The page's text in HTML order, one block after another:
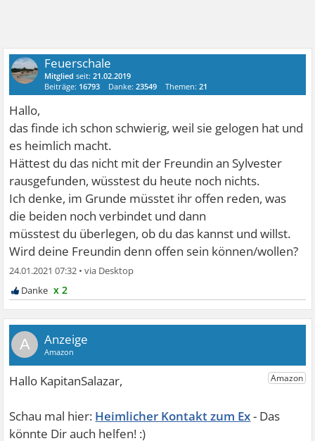
Feuerschale
Mitglied seit:21.02.2019
Beiträge: 16793 Danke:23549 Themen:21
Hallo,
das finde ich schon schwierig, weil sie gelogen hat und
es heimlich macht.
Hättest du das nicht mit der Freundin an Sylvester
rausgefunden, wüsstest du heute noch nichts.
Ich denke, im Grunde müsstet ihr offen reden, was
die beiden noch verbindet und dann
müsstest du überlegen, ob du das kannst und willst.
Wird deine Freundin denn offen sein können/wollen?
24.01.2021 07:32 •
x 2
A
Heimlicher Kontakt zum Ex